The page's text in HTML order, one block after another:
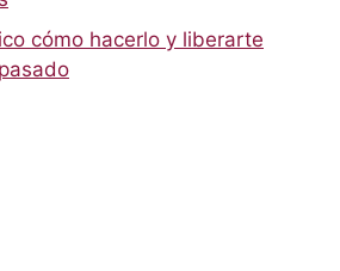
cómo hacerlo y liberarte